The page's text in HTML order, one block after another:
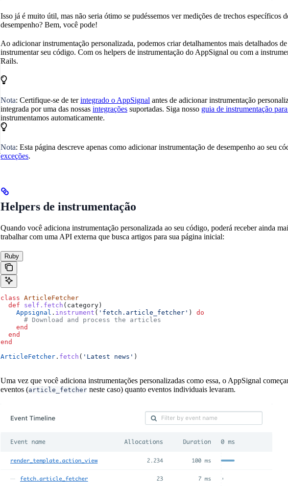
Isso já é muito útil, mas não seria ótimo se pudéssemos ver medições de trechos específicos
desempenho? Bem, você pode!
Ao adicionar instrumentação personalizada, podemos criar detalhamentos mais detalhados
instrumentar seu código. Com os helpers de instrumentação do AppSignal ou com a
Rails.
Nota: Certifique-se de terintegrado o AppSignal antes de adicionar instrumentação
integrada por uma das nossas integrações suportadas. Siga nosso guia de instrumentação
instrumentamos automaticamente.
Nota: Esta página descreve apenas como adicionar instrumentação de desempenho ao seu
exceções.
Helpers de instrumentação
Quando você adiciona instrumentação personalizada ao seu código, poderá receber ainda
trabalhar com uma API externa que busca artigos para sua página inicial:
Ruby
class ArticleFetcher
  def
self.fetch ( category )
    Appsignal
. instrument ( 'fetch.article_fetcher' ) do
      # Download and process the articles
    end
  end
end
ArticleFetcher . fetch ( 'Latest news' )
Uma vez que você adiciona instrumentações personalizadas como essa, o AppSignal
eventos (article_fetcher neste caso) quanto eventos individuais levaram.